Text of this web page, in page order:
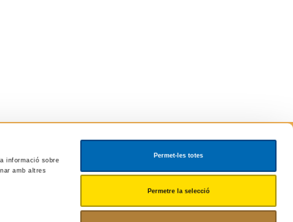
informació sobre
amb altres
Permet-les totes
Permetre la selecció